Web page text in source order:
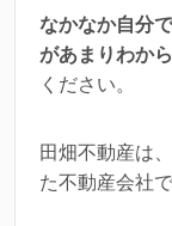
なかなか自分
があまりわか
ください。
田畑不動産は
た不動産会社で